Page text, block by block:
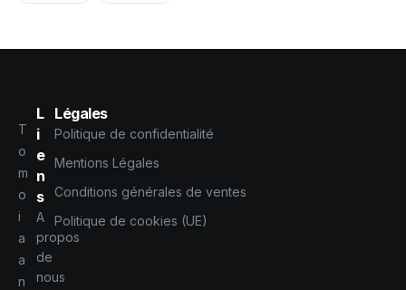
T
o
m
o
i
a
a
n
L
i
e
n
s
A
propos
de
nous
Légales
Politique de confidentialité
Mentions Légales
Conditions générales de ventes
Politique de cookies (UE)